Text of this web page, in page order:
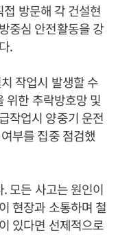
방문해 각 건설현
중심 안전활동을 강
.
작업시 발생할 수
위한 추락방호망 및
작업시 양중기 운전
부를 집중 점검했
모든 사고는 원인이
현장과 소통하며 철
있다면 선제적으로